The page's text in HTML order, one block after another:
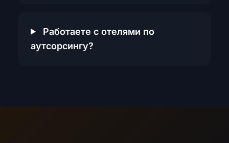
Работаете с отелями по
аутсорсингу?